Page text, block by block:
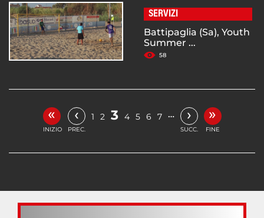
SERVIZI
Battipaglia (Sa), Youth
Summer ...
58
«
INIZIO
‹
PREC.
1 2 3 4 5 6 7 … ›
SUCC.
»
FINE